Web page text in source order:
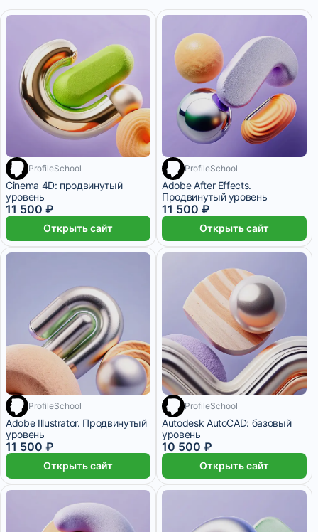
ProfileSchool
Cinema 4D: продвинутый
уровень
11 500 ₽
Открыть сайт
ProfileSchool
Adobe After Effects.
Продвинутый уровень
11 500 ₽
Открыть сайт
ProfileSchool
Adobe Illustrator. Продвинутый
уровень
11 500 ₽
Открыть сайт
ProfileSchool
Autodesk AutoCAD: базовый
уровень
10 500 ₽
Открыть сайт